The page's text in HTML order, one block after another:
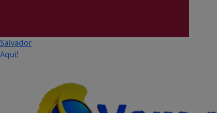
Salvador
Aqui!